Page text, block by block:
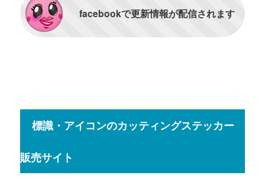
facebookで更新情報が配信されます
標識・アイコンのカッティングステッカー
販売サイト